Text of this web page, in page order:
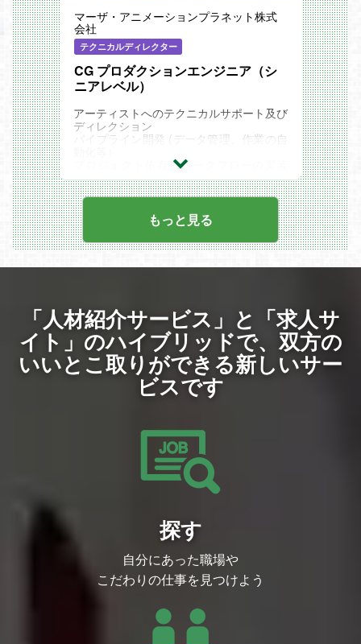
評価、ログ、推論、運用の仕組みを整え、
データドリブンな改善基盤を作る
業務内容
LLMワークフローの設計・実装
多段プロンプト、条件分岐、ツール呼び出
し、エージェントワークフローの設計・実
装
LangChain / LangGraph等を用いたワーク
フロー構築、既存ワークフローの改善
ストリーミング、コンテキスト長・出力ト
ォールバックなどLLM特有の挙動を踏まえ
LLMマイクロサービスの実装
評価用・アノテーション用社内ツールの実
装
プロダクト開発・運用改善
PdMや事業部エンジニアと連携した要件
定義、コア価値・コアユーザーの探索
期は保守性・スケーラビリティを高める開
発
本番運用に必要なセキュリティ、権限管
理、監査ログ、障害対応、コスト管理
LLMOps・評価基盤の構築
入出力ログ、ユーザー行動ログ、評価ログ
の収集・構造化・保存設計
評価データセットや評価ケースを用いた評
LLM-as-a-judge、自動評価、回帰テス
ト、品質モニタリングの仕組み化
プロンプトやワークフロー変更の影響を定
量的に確認できるCI/CD・検証フローの整
レスポンス品質、レイテンシ、コスト、エ
利用技術・開発環境
LLM / AIアプリケーション
OpenAI API、Anthropic Claude、Google
LangChain、LangGraph
RAG、ベクトル検索、Embedding、AIエ
マーザ・アニメーションプラネット株式
会社
テクニカルディレクター
CG プロダクションエンジニア（シ
ニアレベル）
アーティストへのテクニカルサポート及び
ディレクション
パイプライン開発 (データ管理、作業の自
プロジェクト依存のワークフローの実装
（データ発送、情報フロー等）
社内各チームとの開発ディレクション
ジュニアの育成
もっと見る
「人材紹介サービス」と「求人サ
イト」のハイブリッドで、双方の
いいとこ取りができる新しいサー
ビスです
探す
自分にあった職場や
こだわりの仕事を見つけよう